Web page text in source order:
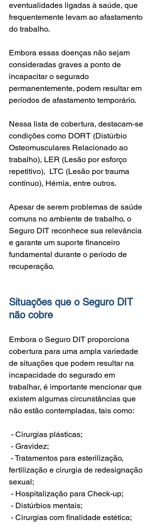
eventualidades ligadas à saúde, que
frequentemente levam ao afastamento
do trabalho.
Embora essas doenças não sejam
consideradas graves a ponto de
incapacitar o segurado
permanentemente, podem resultar em
períodos de afastamento temporário.
Nessa lista de cobertura, destacam-se
condições como DORT (Distúrbio
Osteomusculares Relacionado ao
trabalho), LER (Lesão por esforço
repetitivo),  LTC (Lesão por trauma
contínuo), Hérnia, entre outros.
Apesar de serem problemas de saúde
comuns no ambiente de trabalho, o
Seguro DIT reconhece sua relevância
e garante um suporte financeiro
fundamental durante o período de
recuperação.
Situações que o Seguro DIT
não cobre
Embora o Seguro DIT proporciona
cobertura para uma ampla variedade
de situações que podem resultar na
incapacidade do segurado em
trabalhar, é importante mencionar que
existem algumas circunstâncias que
não estão contempladas, tais como:
- Cirurgias plásticas;
- Gravidez;
fertilização e cirurgia de redesignação
sexual;
- Hospitalização para Check-up;
- Distúrbios mentais;
- Cirurgias com finalidade estética;